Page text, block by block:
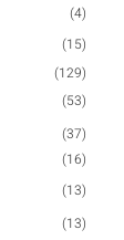
(4)
(15)
(129)
(53)
(37)
(16)
(13)
(13)